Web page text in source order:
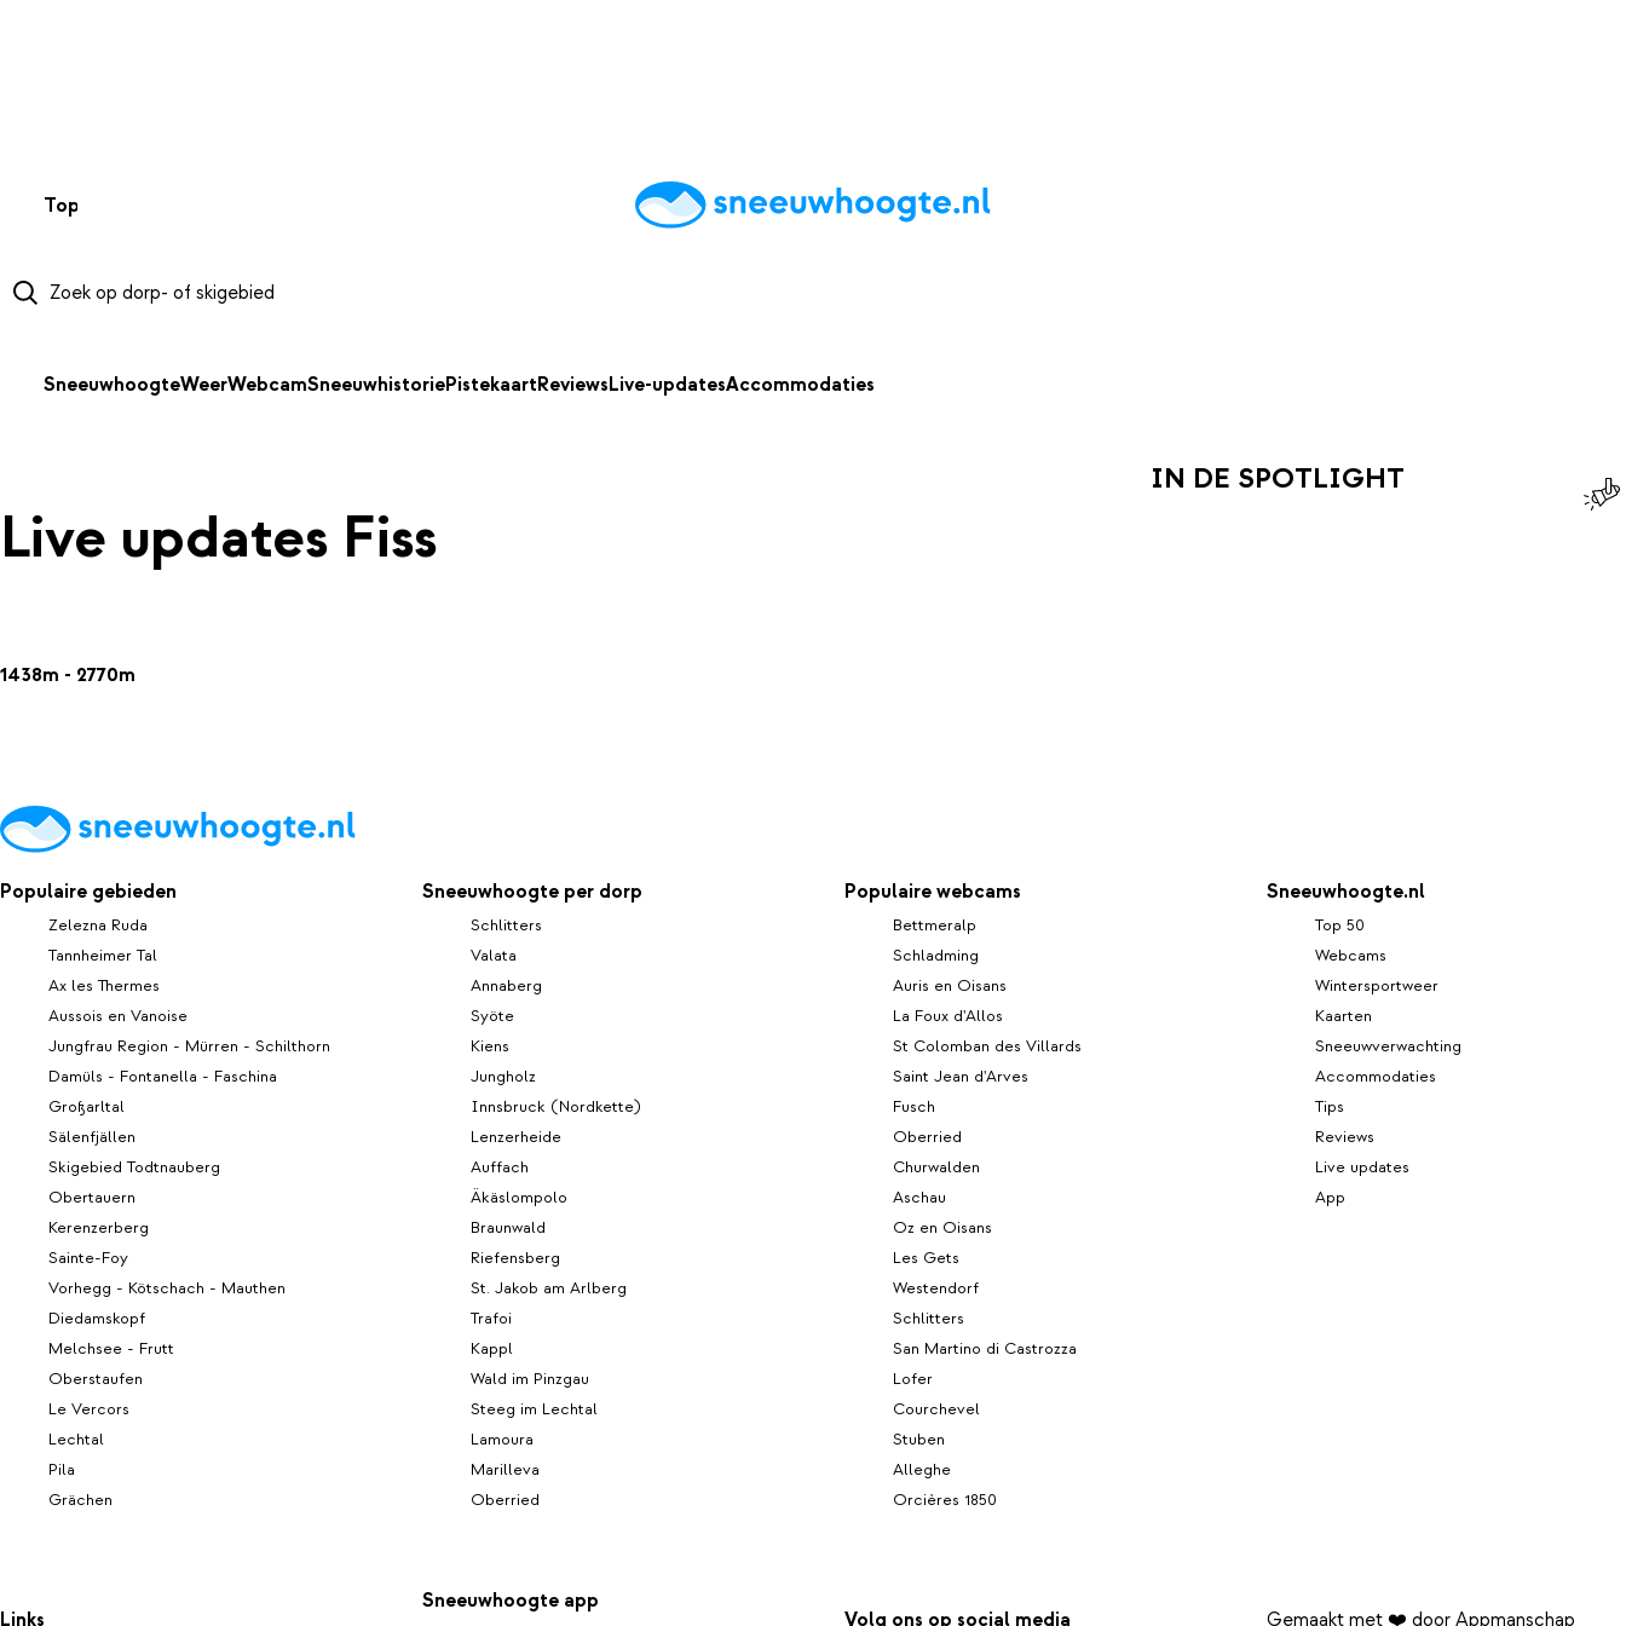
Top 50 AccommodatiesTipsReviewsLive updatesApp
SneeuwhoogteWeerWebcamSneeuwhistoriePistekaartReviewsLive-updatesAccommodaties
Live updates Fiss
1438m - 2770m
IN DE SPOTLIGHT
Populaire gebieden
Zelezna Ruda
Tannheimer Tal
Ax les Thermes
Aussois en Vanoise
Jungfrau Region - Mürren - Schilthorn
Damüls - Fontanella - Faschina
Großarltal
Sälenfjällen
Skigebied Todtnauberg
Obertauern
Kerenzerberg
Sainte-Foy
Vorhegg - Kötschach - Mauthen
Diedamskopf
Melchsee - Frutt
Oberstaufen
Le Vercors
Lechtal
Pila
Grächen
Sneeuwhoogte per dorp
Schlitters
Valata
Annaberg
Syöte
Kiens
Jungholz
Innsbruck (Nordkette)
Lenzerheide
Auffach
Äkäslompolo
Braunwald
Riefensberg
St. Jakob am Arlberg
Trafoi
Kappl
Wald im Pinzgau
Steeg im Lechtal
Lamoura
Marilleva
Oberried
Populaire webcams
Bettmeralp
Schladming
Auris en Oisans
La Foux d'Allos
St Colomban des Villards
Saint Jean d'Arves
Fusch
Oberried
Churwalden
Aschau
Oz en Oisans
Les Gets
Westendorf
Schlitters
San Martino di Castrozza
Lofer
Courchevel
Stuben
Alleghe
Orcières 1850
Sneeuwhoogte.nl
Top 50
Webcams
Wintersportweer
Kaarten
Sneeuwverwachting
Accommodaties
Tips
Reviews
Live updates
App
Links
Sneeuwhoogte app
Volg ons op social media Gemaakt met ❤️ door Appmanschap